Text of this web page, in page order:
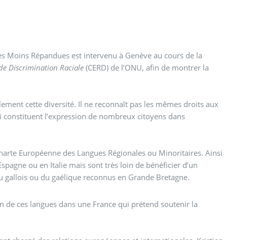
Moins Répandues est intervenu à Genève au cours de la
Discrimination Raciale (CERD) de l’ONU, afin de montrer la
cette diversité. Il ne reconnaît pas les mêmes droits aux
l’expression de nombreux citoyens dans
Européenne des Langues Régionales ou Minoritaires. Ainsi
ou en Italie mais sont très loin de bénéficier d’un
ou du gaélique reconnus en Grande Bretagne.
ces langues dans une France qui prétend soutenir la